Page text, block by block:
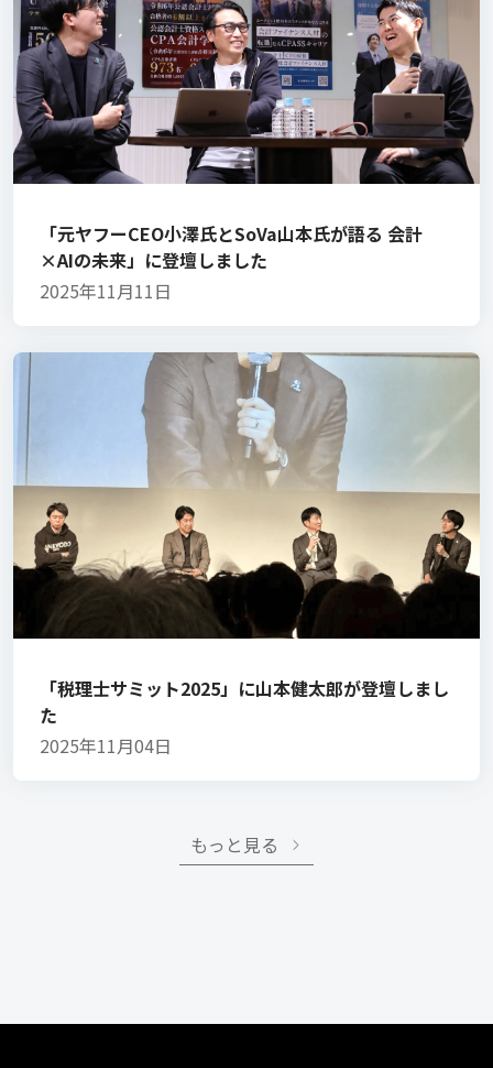
「元ヤフーCEO小澤氏とSoVa山本氏が語る 会計
×AIの未来」に登壇しました
2025年11月11日
「税理士サミット2025」に山本健太郎が登壇しまし
た
2025年11月04日
もっと見る